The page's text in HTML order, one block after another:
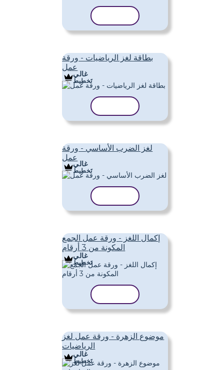
بطاقة لغز الرياضيات - ورقة
عمل
غالي
تَخطِيط
لغز الضرب الأساسي - ورقة
عمل
غالي
تَخطِيط
إكمال اللغز - ورقة عمل الجمع
المكونة من 3 أرقام
غالي
تَخطِيط
موضوع الزهرة - ورقة عمل لغز
الرياضيات
غالي
تَخطِيط